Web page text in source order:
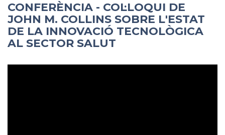
CONFERÈNCIA - COL·LOQUI DE
JOHN M. COLLINS SOBRE L'ESTAT
DE LA INNOVACIÓ TECNOLÒGICA
AL SECTOR SALUT